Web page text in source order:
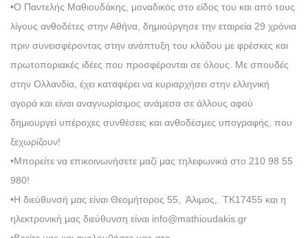
•Ο Παντελής Μαθιουδάκης, μοναδικός στο είδος του και από τους
λίγους ανθοδέτες στην Αθήνα, δημιούργησε την εταιρεία 29 χρόνια
πριν συνεισφέροντας στην ανάπτυξη του κλάδου με φρέσκες και
πρωτοποριακές ιδέες που προσφέρονται σε όλους. Με σπουδές
στην Ολλανδία, έχει καταφέρει να κυριαρχήσει στην ελληνική
αγορά και είναι αναγνωρίσιμος ανάμεσα σε άλλους αφού
δημιουργεί υπέροχες συνθέσεις και ανθοδέσμες υπογραφής, που
ξεχωρίζουν!
•Μπορείτε να επικοινωνήσετε μαζί μας τηλεφωνικά στο 210 98 55
980!
•Η διεύθυνσή μας είναι Θεομήτορος 55, Άλιμος, ΤΚ17455 και η
ηλεκτρονική μας διεύθυνση είναι info@mathioudakis.gr